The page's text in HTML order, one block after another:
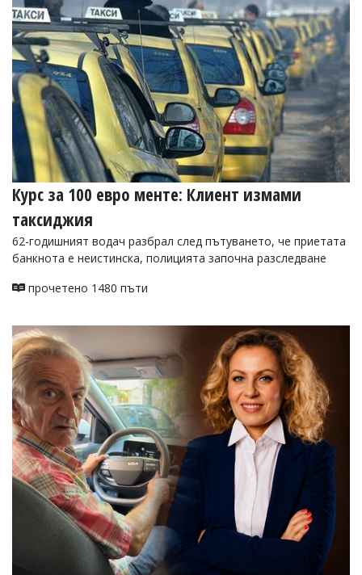
УКРАЙНА
СПОРТ
РАЗСЛЕДВАНЕ
БИЗНЕС
ЮГ
Управители:
Веселин
Василев,
email:
v.vasilev@flagman.bg
Катя
Касабова,
еmail:k.kassabova@flagman.bg
редактор:
email:
office@flagman.bg
Коментарите
под
статиите
се
въвеждат
от
читателите
и
редакцията
Курс за 100 евро менте: Клиент измами
таксиджия
62-годишният водач разбрал след пътуването, че приетата
банкнота е неистинска, полицията започна разследване
прочетено 1480 пъти